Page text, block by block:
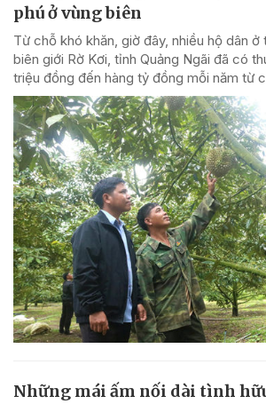
phú ở vùng biên
Từ chỗ khó khăn, giờ đây, nhiều hộ dân ở
biên giới Rờ Kơi, tỉnh Quảng Ngãi đã có
triệu đồng đến hàng tỷ đồng mỗi năm từ
Những mái ấm nối dài tình